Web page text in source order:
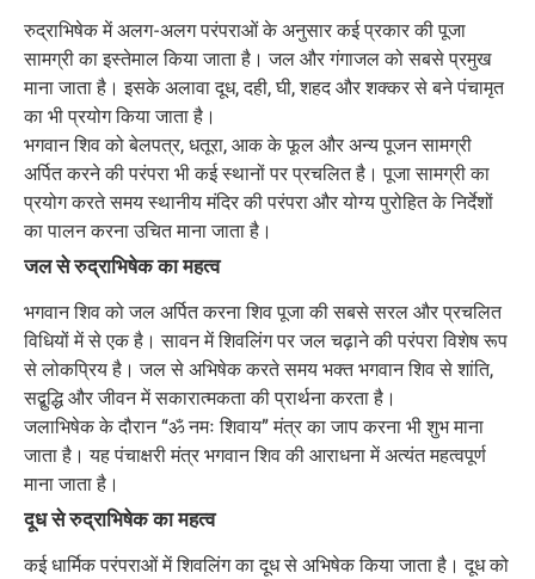
रुद्राभिषेक में अलग-अलग परंपराओं के अनुसार कई प्रकार की पूजा
सामग्री का इस्तेमाल किया जाता है। जल और गंगाजल को सबसे प्रमुख
माना जाता है। इसके अलावा दूध, दही, घी, शहद और शक्कर से बने पंचामृत
का भी प्रयोग किया जाता है।
भगवान शिव को बेलपत्र, धतूरा, आक के फूल और अन्य पूजन सामग्री
अर्पित करने की परंपरा भी कई स्थानों पर प्रचलित है। पूजा सामग्री का
प्रयोग करते समय स्थानीय मंदिर की परंपरा और योग्य पुरोहित के निर्देशों
का पालन करना उचित माना जाता है।
जल से रुद्राभिषेक का महत्व
भगवान शिव को जल अर्पित करना शिव पूजा की सबसे सरल और प्रचलित
विधियों में से एक है। सावन में शिवलिंग पर जल चढ़ाने की परंपरा विशेष रूप
से लोकप्रिय है। जल से अभिषेक करते समय भक्त भगवान शिव से शांति,
सद्बुद्धि और जीवन में सकारात्मकता की प्रार्थना करता है।
जलाभिषेक के दौरान “ॐ नमः शिवाय” मंत्र का जाप करना भी शुभ माना
जाता है। यह पंचाक्षरी मंत्र भगवान शिव की आराधना में अत्यंत महत्वपूर्ण
माना जाता है।
दूध से रुद्राभिषेक का महत्व
कई धार्मिक परंपराओं में शिवलिंग का दूध से अभिषेक किया जाता है। दूध को